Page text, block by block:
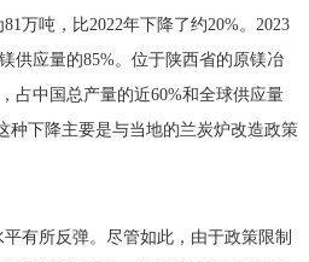
万吨，比2022年下降了约20%。2023
供应量的85%。位于陕西省的原镁冶
占中国总产量的近60%和全球供应量
种下降主要是与当地的兰炭炉改造政策
有所反弹。尽管如此，由于政策限制